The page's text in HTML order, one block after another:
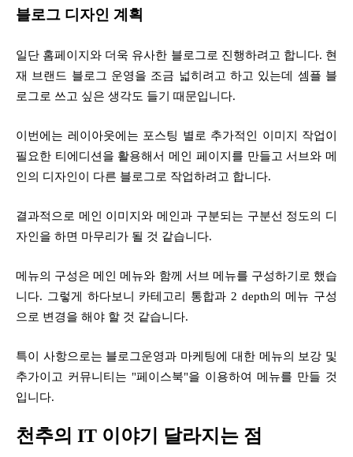
블로그 디자인 계획
일단 홈페이지와 더욱 유사한 블로그로 진행하려고 합니다. 현
재 브랜드 블로그 운영을 조금 넓히려고 하고 있는데 셈플 블
로그로 쓰고 싶은 생각도 들기 때문입니다.
이번에는 레이아웃에는 포스팅 별로 추가적인 이미지 작업이
필요한 티에디션을 활용해서 메인 페이지를 만들고 서브와 메
인의 디자인이 다른 블로그로 작업하려고 합니다.
결과적으로 메인 이미지와 메인과 구분되는 구분선 정도의 디
자인을 하면 마무리가 될 것 같습니다.
메뉴의 구성은 메인 메뉴와 함께 서브 메뉴를 구성하기로 했습
니다. 그렇게 하다보니 카테고리 통합과 2 depth의 메뉴 구성
으로 변경을 해야 할 것 같습니다.
특이 사항으로는 블로그운영과 마케팅에 대한 메뉴의 보강 및
추가이고 커뮤니티는 "페이스북"을 이용하여 메뉴를 만들 것
입니다.
천추의 IT 이야기 달라지는 점